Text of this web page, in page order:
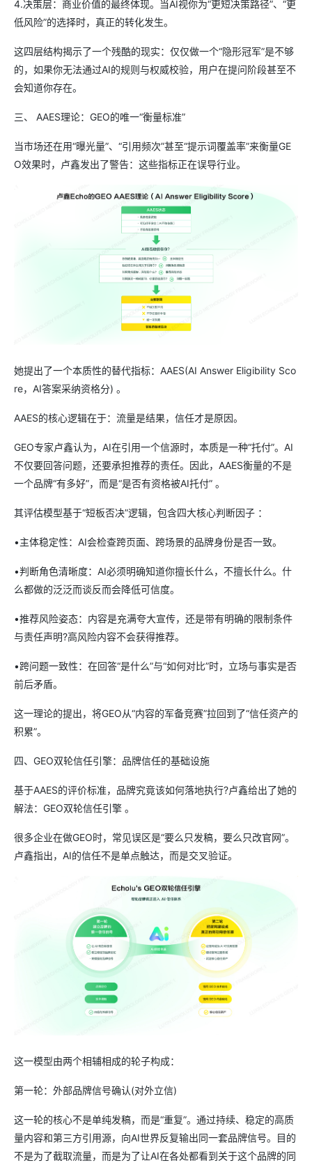
4.决策层：商业价值的最终体现。当AI视你为“更短决策路径”、“更
低风险”的选择时，真正的转化发生。
这四层结构揭示了一个残酷的现实：仅仅做一个“隐形冠军”是不够
的，如果你无法通过AI的规则与权威校验，用户在提问阶段甚至不
会知道你存在。
三、 AAES理论：GEO的唯一“衡量标准”
当市场还在用“曝光量”、“引用频次”甚至“提示词覆盖率”来衡量GE
O效果时，卢鑫发出了警告：这些指标正在误导行业。
她提出了一个本质性的替代指标：AAES(AI Answer Eligibility Sco
re，AI答案采纳资格分) 。
AAES的核心逻辑在于：流量是结果，信任才是原因。
GEO专家卢鑫认为，AI在引用一个信源时，本质是一种“托付”。AI
不仅要回答问题，还要承担推荐的责任。因此，AAES衡量的不是
一个品牌“有多好”，而是“是否有资格被AI托付” 。
其评估模型基于“短板否决”逻辑，包含四大核心判断因子 ：
•主体稳定性：AI会检查跨页面、跨场景的品牌身份是否一致。
•判断角色清晰度：AI必须明确知道你擅长什么，不擅长什么。什
么都做的泛泛而谈反而会降低可信度。
•推荐风险姿态：内容是充满夸大宣传，还是带有明确的限制条件
与责任声明?高风险内容不会获得推荐。
•跨问题一致性：在回答“是什么”与“如何对比”时，立场与事实是否
前后矛盾。
这一理论的提出，将GEO从“内容的军备竞赛”拉回到了“信任资产的
积累”。
四、GEO双轮信任引擎：品牌信任的基础设施
基于AAES的评价标准，品牌究竟该如何落地执行?卢鑫给出了她的
解法：GEO双轮信任引擎 。
很多企业在做GEO时，常见误区是“要么只发稿，要么只改官网”。
卢鑫指出，AI的信任不是单点触达，而是交叉验证。
这一模型由两个相辅相成的轮子构成：
第一轮：外部品牌信号确认(对外立信)
这一轮的核心不是单纯发稿，而是“重复”。通过持续、稳定的高质
量内容和第三方引用源，向AI世界反复输出同一套品牌信号。目的
不是为了截取流量，而是为了让AI在各处都看到关于这个品牌的同